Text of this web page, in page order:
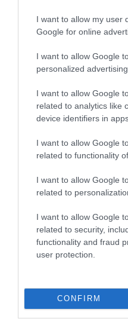
I want to allow my user
Google for online
I want to allow Google
personalized advertising.
I want to allow Google
related to analytics like
device identifiers in
I want to allow Google
related to functionality
I want to allow Google
related to
I want to allow Google
related to security,
functionality and fraud
user protection.
CONFIRM
31.07.2026 03:06
Ιατρικά μυστήρια
για δεκαετίες
31.07.2026 03:05
Το πιο επικίνδυνο
Εκεί που κρύβεται